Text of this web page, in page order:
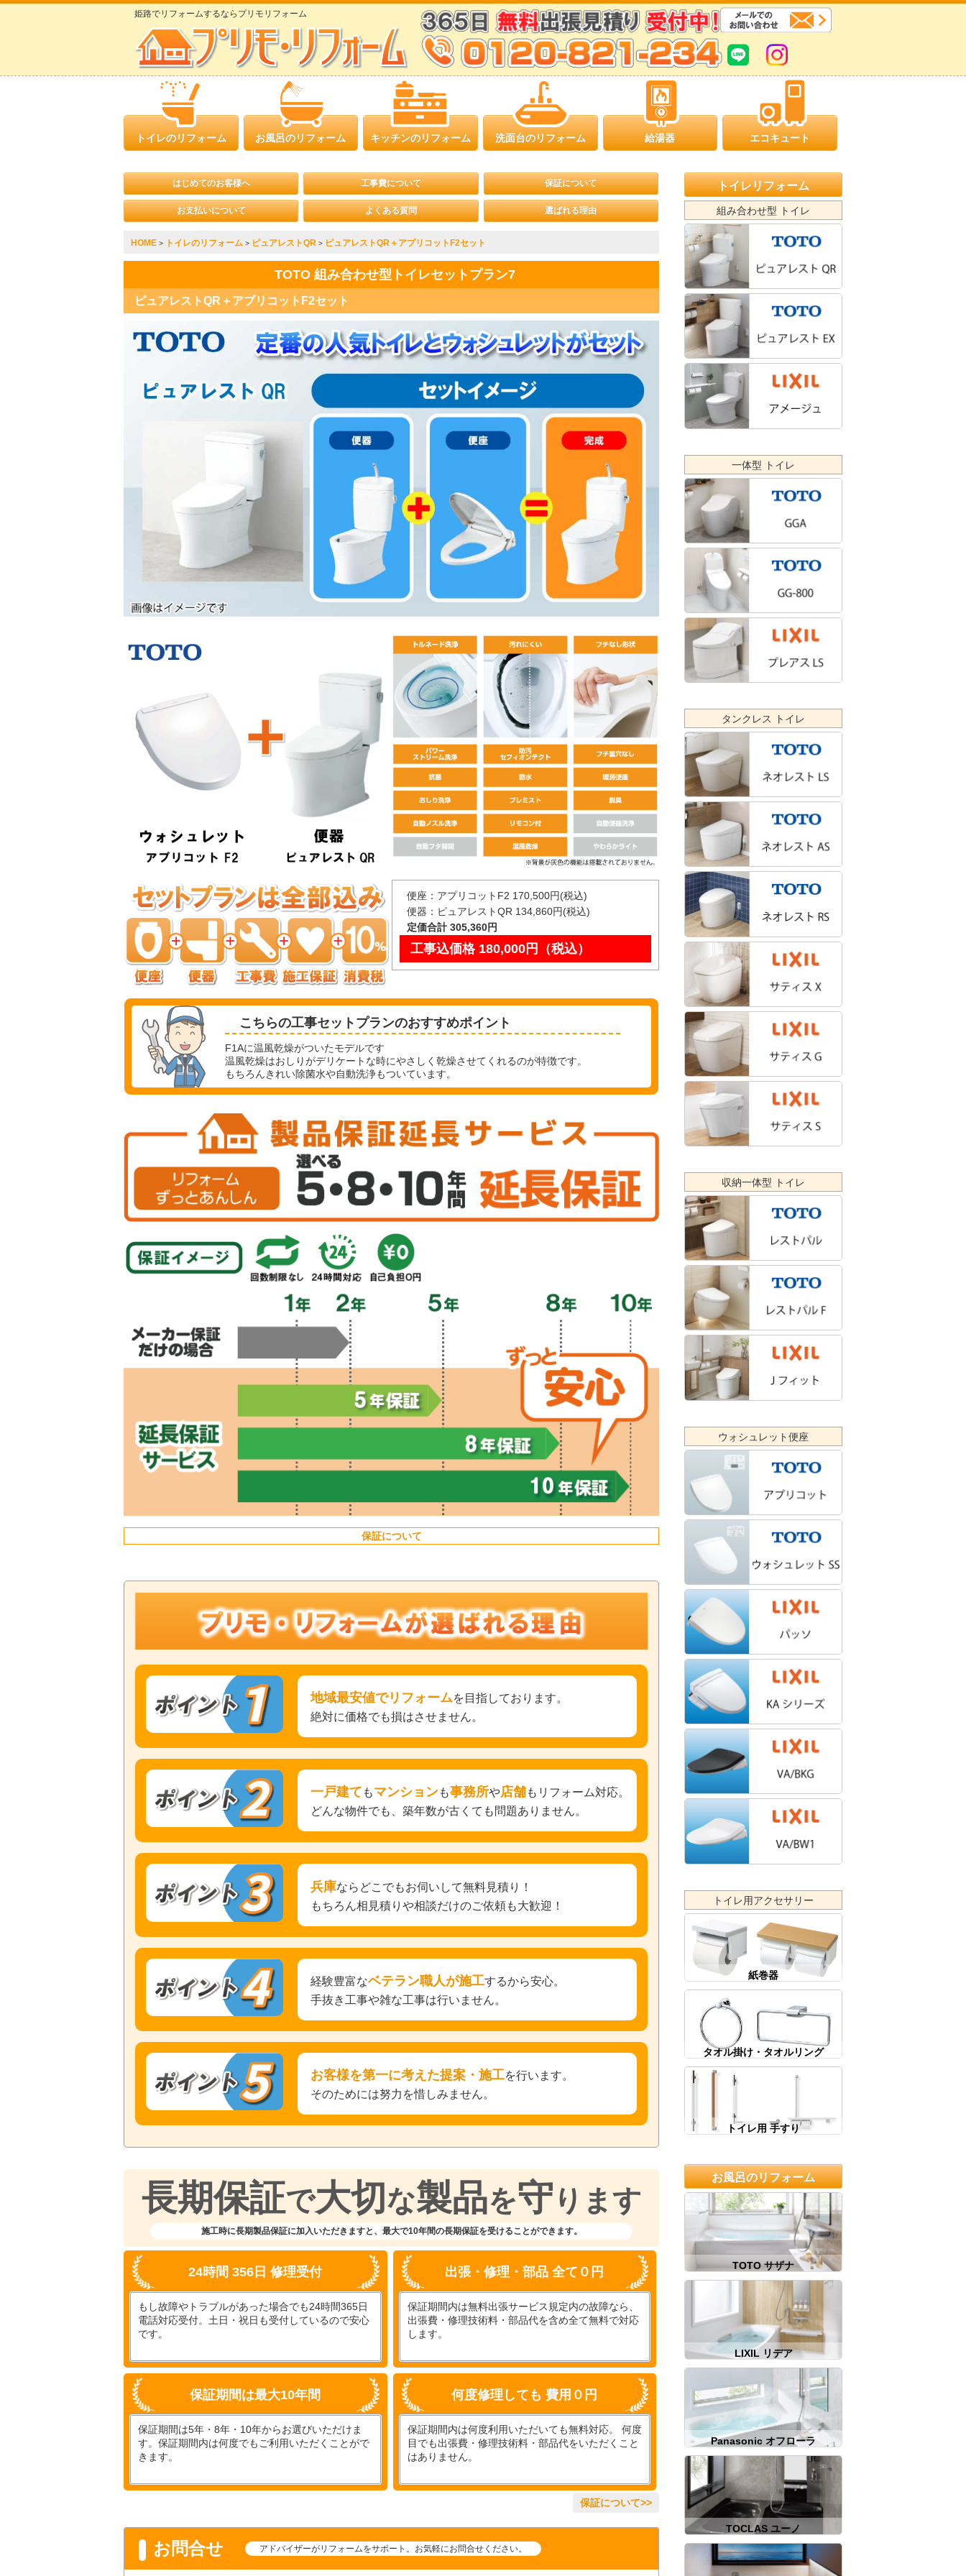
姫路でリフォームするならプリモリフォーム
トイレのリフォーム お風呂のリフォーム キッチンのリフォーム 洗面台のリフォーム 給湯器 エコキュート
はじめてのお客様へ 工事費について 保証について
お支払いについて よくある質問 選ばれる理由
HOME > トイレのリフォーム > ピュアレストQR > ピュアレストQR＋アプリコットF2セット
TOTO 組み合わせ型トイレセットプラン7
ピュアレストQR＋アプリコットF2セット
便座：アプリコットF2 170,500円(税込)
便器：ピュアレストQR 134,860円(税込)
定価合計 305,360円
工事込価格 180,000円（税込）
こちらの工事セットプランのおすすめポイント
F1Aに温風乾燥がついたモデルです
温風乾燥はおしりがデリケートな時にやさしく乾燥させてくれるのが特徴です。
もちろんきれい除菌水や自動洗浄もついています。
保証について
地域最安値でリフォームを目指しております。
絶対に価格でも損はさせません。
一戸建て もマンションも事務所や店舗もリフォーム対応。
どんな物件でも、築年数が古くても問題ありません。
兵庫ならどこでもお伺いして無料見積り！
もちろん相見積りや相談だけのご依頼も大歓迎！
経験豊富なベテラン職人が施工するから安心。
手抜き工事や雑な工事は行いません。
お客様を第一に考えた提案・施工を行います。
そのためには努力を惜しみません。
長期保証で大切 な製品を守 ります
施工時に長期製品保証に加入いただきますと、 最大で10年間の長期保証を受けることができます。
24時間 356日 修理受付
もし故障やトラブルがあった場合でも24時間365日
電話対応受付。土日・祝日も受付しているので安心
です。
出張・修理・部品 全て０円
保証期間内は無料出張サービス規定内の故障なら、
出張費・修理技術料・部品代を含め全て無料で対応
します。
保証期間は最大10年間
保証期間は5年・8年・10年からお選びいただけま
す。保証期間内は何度でもご利用いただくことがで
きます。
何度修理しても 費用０円
保証期間内は何度利用いただいても無料対応。 何度
目でも出張費・修理技術料・部品代をいただくこと
はありません。
保証について>>
お問合せ アドバイザーがリフォームをサポート。お気軽にお問合せください。
トイレリフォーム
組み合わせ型 トイレ
一体型 トイレ
タンクレス トイレ
収納一体型 トイレ
ウォシュレット便座
トイレ用アクセサリー
紙巻器
タオル掛け・タオルリング
トイレ用 手すり
お風呂のリフォーム
TOTO サザナ
LIXIL リデア
Panasonic オフローラ
TOCLAS ユーノ